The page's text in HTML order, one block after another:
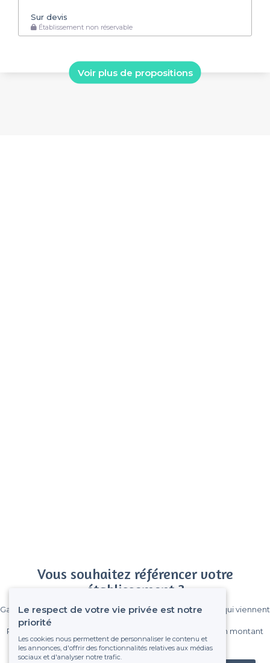
Sur devis
Établissement non réservable
Voir plus de propositions
Vous souhaitez référencer votre
établissement ?
Gagnez de nombreux clients parmi le million de visiteurs qui viennent
Pas de commissions et sans engagement, vous payez un montant
fixe sans risque de voir déraper la facture.
Le respect de votre vie privée est notre
priorité
Les cookies nous permettent de personnaliser le contenu et
les annonces, d'offrir des fonctionnalités relatives aux médias
sociaux et d'analyser notre trafic.